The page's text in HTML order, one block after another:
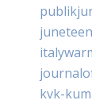
kvk-